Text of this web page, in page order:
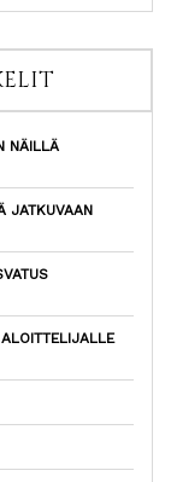
NÄILLÄ
JATKUVAAN